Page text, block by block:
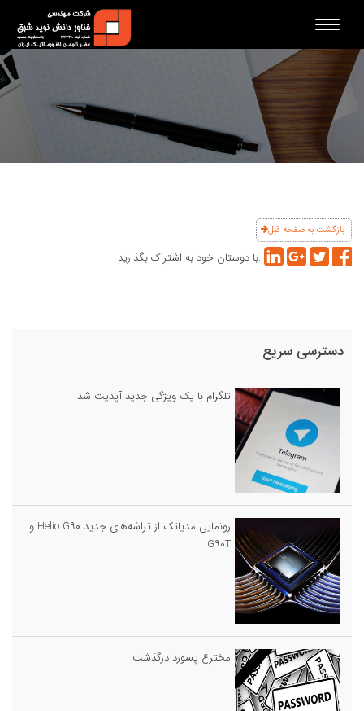
Toggle
navigation
بازگشت به صفحه قبل
با دوستان خود به اشتراک بگذارید:
دسترسی سریع
تلگرام با یک ویژگی جدید آپدیت شد
رونمایی مدیاتک از تراشه‌های جدید Helio G۹۰ و
G۹۰T
مخترع پسورد درگذشت